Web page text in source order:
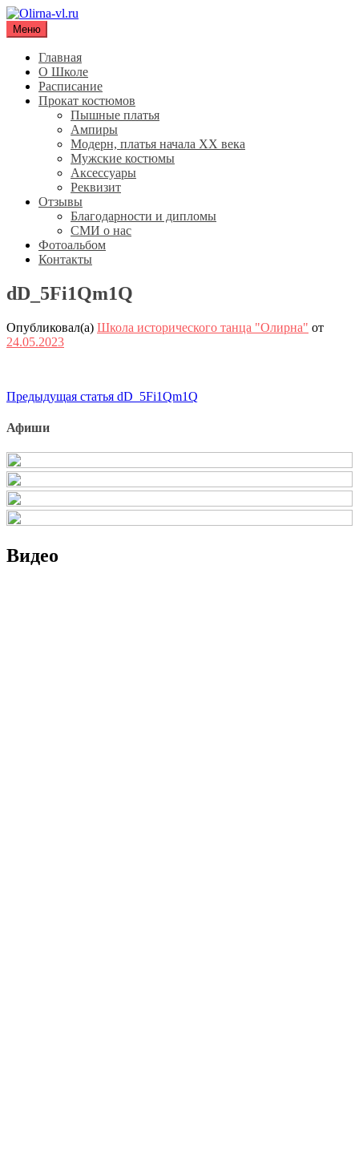
Перейти
содержимому
Olirna-vl.ru
Школа исторического танца "Олирна"
Меню
Главная
О Школе
Расписание
Прокат костюмов
Пышные платья
Ампиры
Модерн, платья начала XX века
Мужские костюмы
Аксессуары
Реквизит
Отзывы
Благодарности и дипломы
СМИ о нас
Фотоальбом
Контакты
dD_5Fi1Qm1Q
Опубликовал(а) Школа исторического танца "Олирна" от
24.05.2023
Продолжить
чтение
Предыдущая статья dD_5Fi1Qm1Q
Афиши
Видео